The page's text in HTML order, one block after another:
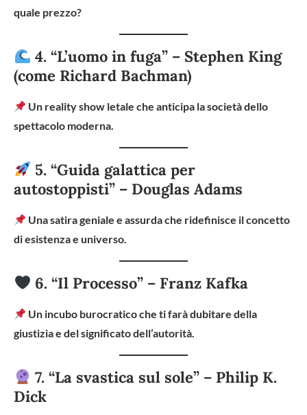
quale prezzo?
4. “L’uomo in fuga” – Stephen King
(come Richard Bachman)
Un reality show letale che anticipa la società dello
spettacolo moderna.
5. “Guida galattica per
autostoppisti” – Douglas Adams
Una satira geniale e assurda che ridefinisce il concetto
di esistenza e universo.
6. “Il Processo” – Franz Kafka
Un incubo burocratico che ti farà dubitare della
giustizia e del significato dell’autorità.
7. “La svastica sul sole” – Philip K.
Dick